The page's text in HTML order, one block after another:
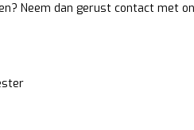
Neem dan gerust contact met